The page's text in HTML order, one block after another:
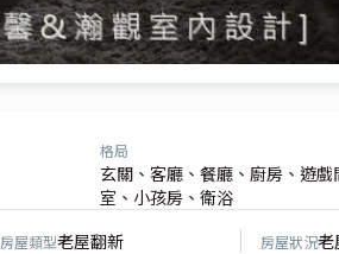
格局
玄關、客廳、餐廳、廚房、遊戲
室、小孩房、衛浴
房屋類型老屋翻新 房屋狀況老